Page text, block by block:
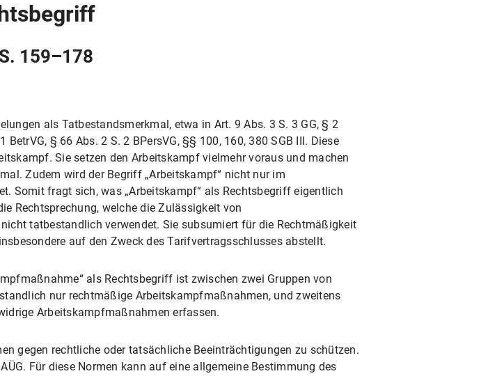
159–178
als Tatbestandsmerkmal, etwa in Art. 9 Abs. 3 S. 3 GG, § 2
BetrVG, § 66 Abs. 2 S. 2 BPersVG, §§ 100, 160, 380 SGB III. Diese
Sie setzen den Arbeitskampf vielmehr voraus und machen
Zudem wird der Begriff „Arbeitskampf“ nicht nur im
Somit fragt sich, was „Arbeitskampf“ als Rechtsbegriff eigentlich
Rechtsprechung, welche die Zulässigkeit von
tatbestandlich verwendet. Sie subsumiert für die Rechtmäßigkeit
auf den Zweck des Tarifvertragsschlusses abstellt.
als Rechtsbegriff ist zwischen zwei Gruppen von
nur rechtmäßige Arbeitskampfmaßnahmen, und zweitens
Arbeitskampfmaßnahmen erfassen.
gegen rechtliche oder tatsächliche Beeinträchtigungen zu schützen.
Für diese Normen kann auf eine allgemeine Bestimmung des